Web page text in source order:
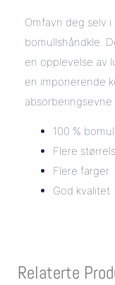
Omfavn deg selv
bomullshåndkle.
en opplevelse av
en imponerende
absorberingsevne
100 % bomull
Flere
Flere farger
God kvalitet
Relaterte